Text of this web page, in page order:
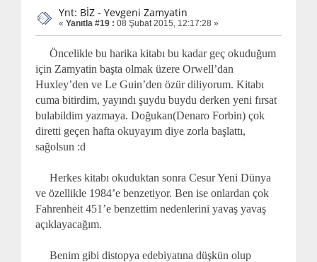
Ynt: BİZ - Yevgeni Zamyatin
« Yanıtla #19 : 08 Şubat 2015, 12:17:28 »
Öncelikle bu harika kitabı bu kadar geç okuduğum
için Zamyatin başta olmak üzere Orwell’dan
Huxley’den ve Le Guin’den özür diliyorum. Kitabı
cuma bitirdim, yayındı şuydu buydu derken yeni fırsat
bulabildim yazmaya. Doğukan(Denaro Forbin) çok
diretti geçen hafta okuyayım diye zorla başlattı,
sağolsun :d
Herkes kitabı okuduktan sonra Cesur Yeni Dünya
ve özellikle 1984’e benzetiyor. Ben ise onlardan çok
Fahrenheit 451’e benzettim nedenlerini yavaş yavaş
açıklayacağım.
Benim gibi distopya edebiyatına düşkün olup